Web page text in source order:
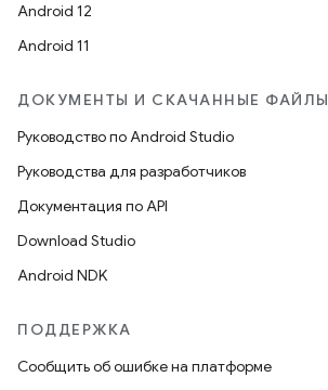
Android 12
Android 11
ДОКУМЕНТЫ И СКАЧАННЫЕ ФАЙЛЫ
Руководство по Android Studio
Руководства для разработчиков
Документация по API
Download Studio
Android NDK
ПОДДЕРЖКА
Сообщить об ошибке на платформе